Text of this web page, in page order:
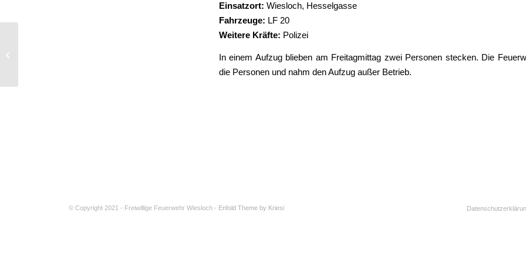
Einsatzort: Wiesloch, Hesselgasse
Fahrzeuge: LF 20
Weitere Kräfte: Polizei
In einem Aufzug blieben am Freitagmittag zwei Personen stecken. Die
die Personen und nahm den Aufzug außer Betrieb.
© Copyright 2021 - Freiwillige Feuerwehr Wiesloch - Enfold Theme by Kriesi